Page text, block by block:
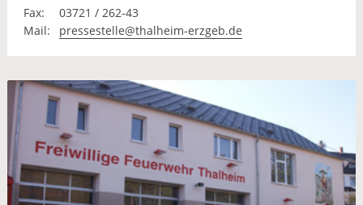
Fax:
03721 / 262-43
Mail:
pressestelle@thalheim-erzgeb.de